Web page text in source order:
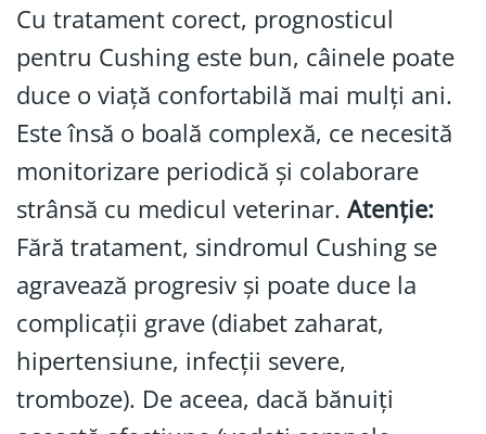
Cu tratament corect, prognosticul
pentru Cushing este bun, câinele poate
duce o viață confortabilă mai mulți ani.
Este însă o boală complexă, ce necesită
monitorizare periodică și colaborare
strânsă cu medicul veterinar. Atenție:
Fără tratament, sindromul Cushing se
agravează progresiv și poate duce la
complicații grave (diabet zaharat,
hipertensiune, infecții severe,
tromboze). De aceea, dacă bănuiți